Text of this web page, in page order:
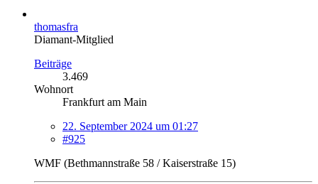
thomasfra
Diamant-Mitglied
Beiträge
3.469
Wohnort
Frankfurt am Main
22. September 2024 um 01:27
#925
WMF (Bethmannstraße 58 / Kaiserstraße 15)